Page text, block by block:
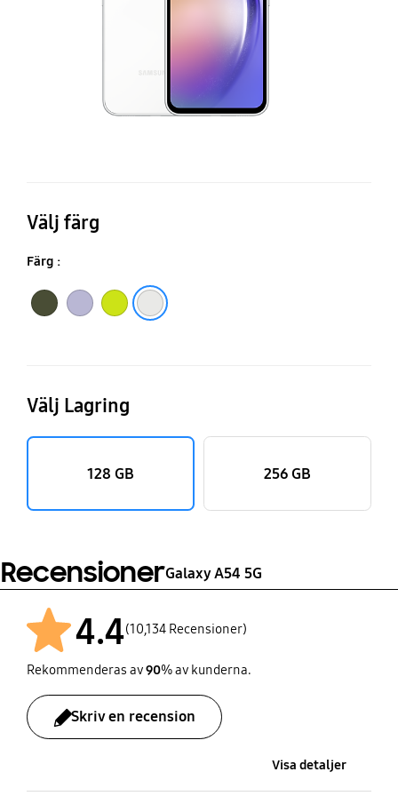
Välj färg
Färg :
Välj Lagring
128 GB 256 GB
RecensionerGalaxy A54 5G
4.4(10,134 Recensioner)
Rekommenderas av90% av kunderna.
Skriv en recension
Visa detaljer